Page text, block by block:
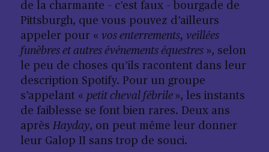
de la charmante – c’est faux – bourgade de
Pittsburgh, que vous pouvez d’ailleurs
appeler pour « vos enterrements, veillées
funèbres et autres événements équestres», selon
le peu de choses qu’ils racontent dans leur
description Spotify. Pour un groupe
s’appelant « petit cheval fébrile », les instants
de faiblesse se font bien rares. Deux ans
après Hayday, on peut même leur donner
leur Galop II sans trop de souci.